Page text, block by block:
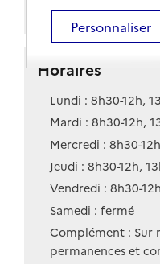
Site internet
Horaires
Lundi : 8h30-12h,
Mardi : 8h30-12h,
Mercredi : 8h30-
Jeudi : 8h30-12h,
Vendredi : 8h30-
Samedi : fermé
Complément : Sur
permanences et
Personnaliser